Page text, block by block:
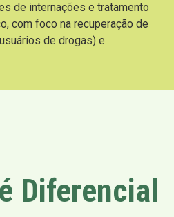
de internações e tratamento
com foco na recuperação de
de drogas) e
é Diferencial